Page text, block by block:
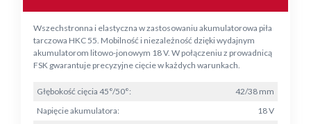
Wszechstronna i elastyczna w zastosowaniu akumulatorowa piła
tarczowa HKC 55. Mobilność i niezależność dzięki wydajnym
akumulatorom litowo-jonowym 18 V. W połączeniu z prowadnicą
FSK gwarantuje precyzyjne cięcie w każdych warunkach.
Głębokość cięcia 45°/50°:
42/38 mm
Napięcie akumulatora:
18 V